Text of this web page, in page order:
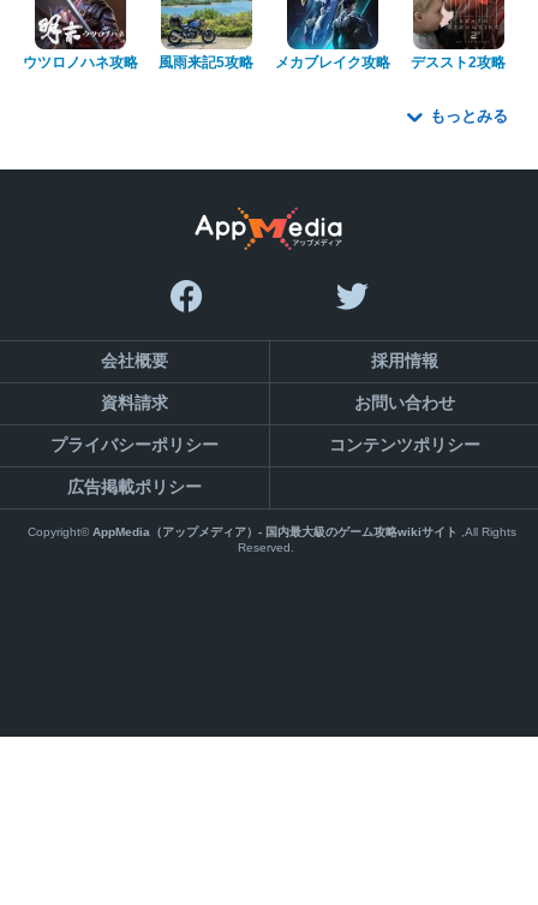
ウツロノハネ攻略 風雨来記5攻略 メカブレイク攻略 デススト2攻略
もっとみる
会社概要 採用情報
資料請求 お問い合わせ
プライバシーポリシー コンテンツポリシー
広告掲載ポリシー
Copyright©AppMedia（アップメディア）- 国内最大級のゲーム攻略wikiサイト
,All Rights
Reserved.